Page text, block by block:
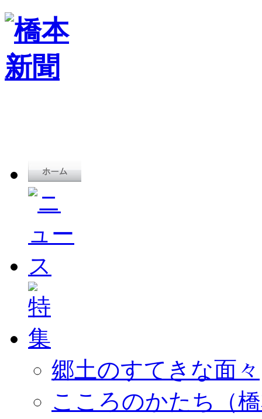
郷土のすてきな面々
こころのかたち（